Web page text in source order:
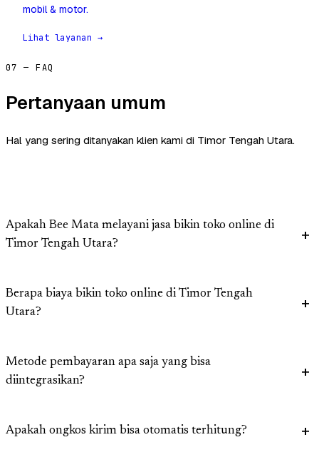
mobil & motor.
Lihat layanan →
07 — FAQ
Pertanyaan umum
Hal yang sering ditanyakan klien kami di Timor Tengah Utara.
Apakah Bee Mata melayani jasa bikin toko online di
Timor Tengah Utara?
Berapa biaya bikin toko online di Timor Tengah
Utara?
Metode pembayaran apa saja yang bisa
diintegrasikan?
Apakah ongkos kirim bisa otomatis terhitung?